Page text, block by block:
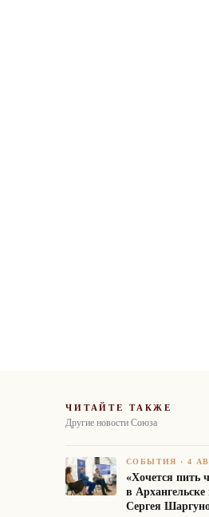
ЧИТАЙТЕ ТАКЖЕ
Другие новости Союза
СОБЫТИЯ ·4
«Хочется пить
в
Сергея